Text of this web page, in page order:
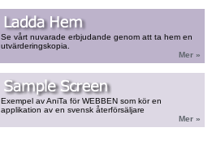
Se vårt nuvarade erbjudande genom att ta hem en
utvärderingskopia.
Mer »
Exempel av AniTa för WEBBEN som kör en
applikation av en svensk återförsäljare
Mer »